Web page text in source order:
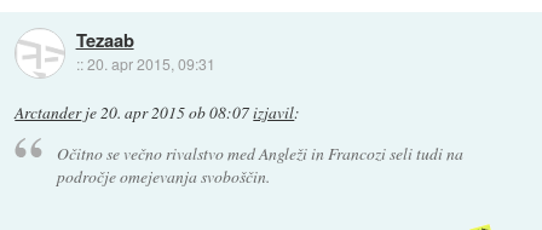
Tezaab
::20. apr 2015, 09:31
Arctanderje20. apr 2015 ob 08:07izjavil:
Očitno se večno rivalstvo med Angleži in Francozi seli tudi na
področje omejevanja svoboščin.